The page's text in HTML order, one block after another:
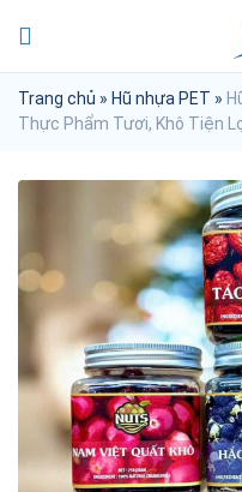
Trang chủ » Hũ nhựa PET »
Thực Phẩm Tươi, Khô Tiện